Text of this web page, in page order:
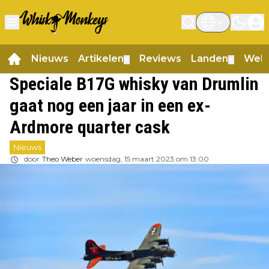
Nieuws Artikelen Reviews Landen
Speciale B17G whisky van Drumlin
gaat nog een jaar in een ex-
Ardmore quarter cask
Nieuws
door Theo Weber woensdag, 15 maart 2023 om 13:00